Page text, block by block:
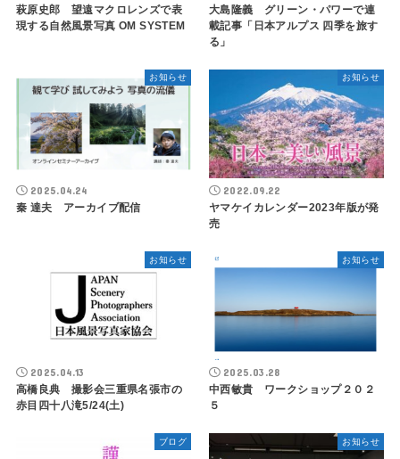
萩原史郎 望遠マクロレンズで表
現する自然風景写真 OM SYSTEM
大島隆義 グリーン・パワーで連
載記事「日本アルプス 四季を旅す
る」
お知らせ
2025.04.24
秦 達夫 アーカイブ配信
お知らせ
2022.09.22
ヤマケイカレンダー2023年版が発
売
お知らせ
2025.04.13
高橋良典 撮影会三重県名張市の
赤目四十八滝5/24(土)
お知らせ
2025.03.28
中西敏貴 ワークショップ２０２
５
ブログ お知らせ